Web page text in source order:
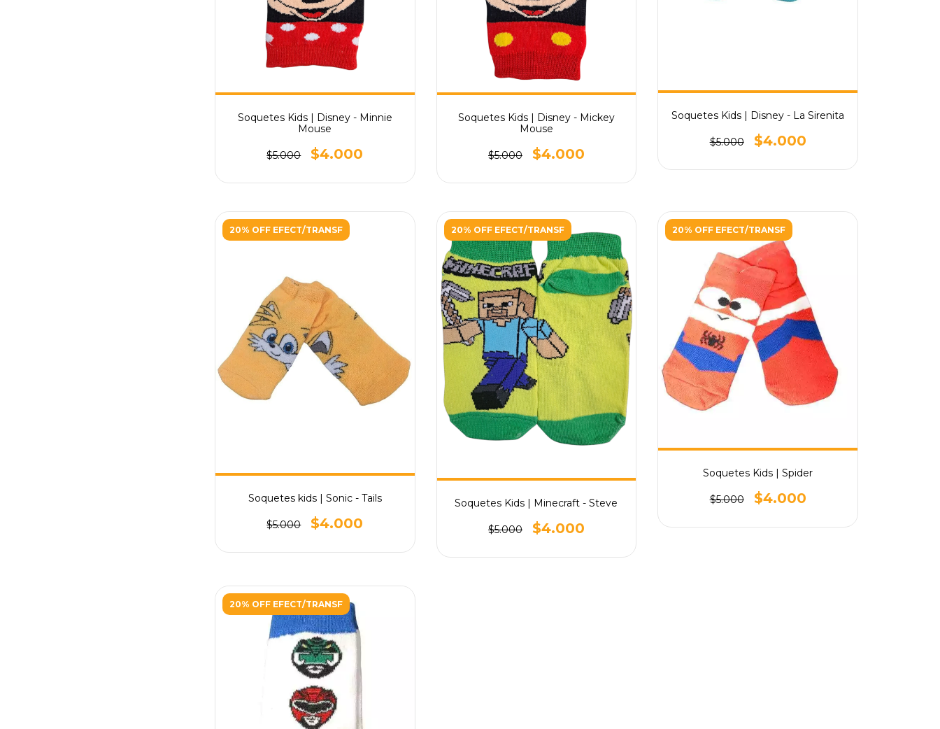
Soquetes Kids | Disney - Minnie
Mouse
$5.000 $4.000
Soquetes Kids | Disney - Mickey
Mouse
$5.000 $4.000
Soquetes Kids | Disney - La Sirenita
$5.000 $4.000
20% OFF EFECT/TRANSF
Soquetes kids | Sonic - Tails
$5.000 $4.000
20% OFF EFECT/TRANSF
Soquetes Kids | Minecraft - Steve
$5.000 $4.000
20% OFF EFECT/TRANSF
Soquetes Kids | Spider
$5.000 $4.000
20% OFF EFECT/TRANSF